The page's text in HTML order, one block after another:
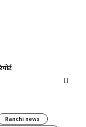
Ranchi news